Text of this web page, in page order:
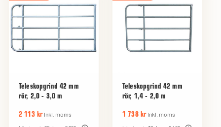
Teleskopgrind 42 mm
rör, 2,0 - 3,0 m
2 113 kr Inkl. moms
Teleskopgrind 42 mm
rör, 1,4 - 2,0 m
1 738 kr Inkl. moms